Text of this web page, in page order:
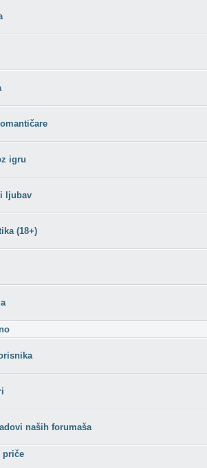
igru
ljubav
(18+)
naših forumaša
priče